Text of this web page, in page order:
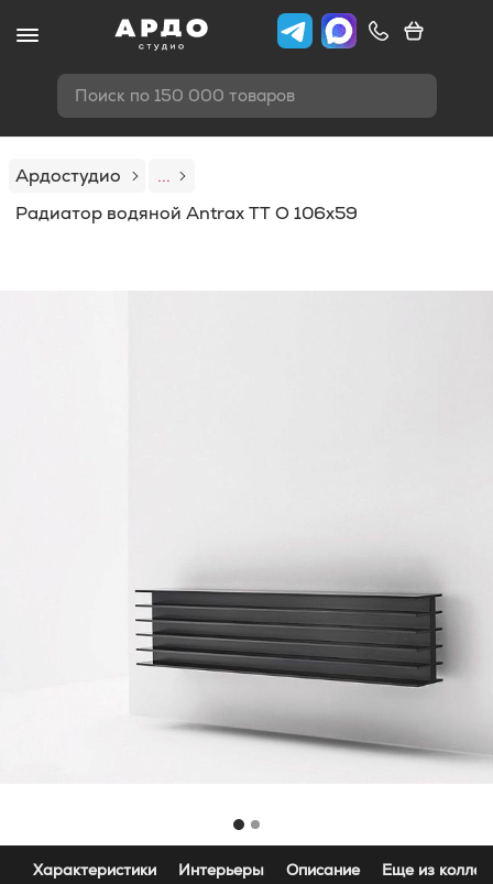
Поиск по 150 000 товаров
Ардостудио
...
Радиатор водяной Antrax TT O 106x59
Характеристики Интерьеры Описание Еще из